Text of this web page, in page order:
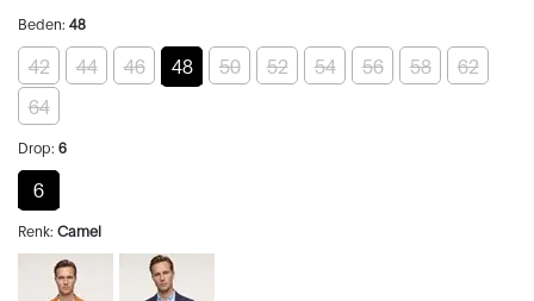
Beden: 48
42 44 46 48 50 52 54 56 58
62
64
Drop: 6
6
Renk: Camel